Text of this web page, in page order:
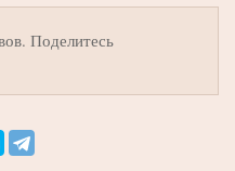
Поделитесь